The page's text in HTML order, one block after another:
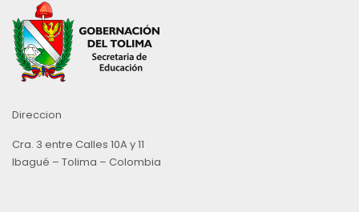
Direccion
Cra. 3 entre Calles 10A y 11
Ibagué – Tolima – Colombia